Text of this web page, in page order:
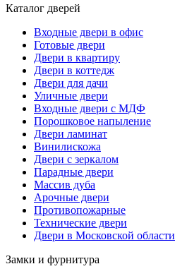
Каталог дверей
Входные двери в офис
Готовые двери
Двери в квартиру
Двери в коттедж
Двери для дачи
Уличные двери
Входные двери с МДФ
Порошковое напыление
Двери ламинат
Винилискожа
Двери с зеркалом
Парадные двери
Массив дуба
Арочные двери
Противопожарные
Технические двери
Двери в Московской области
Замки и фурнитура